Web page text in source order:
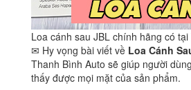
Loa cánh sau JBL chính hãng có
✉ Hy vọng bài viết về Loa Cánh
Thanh Bình Auto sẽ giúp người
thấy được mọi mặt của sản phẩm.